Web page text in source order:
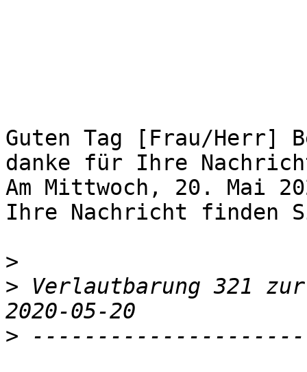
Guten Tag [Frau/Herr]
danke für Ihre
Am Mittwoch, 20. Mai
Ihre Nachricht finden
>
> Verlautbarung 321
>